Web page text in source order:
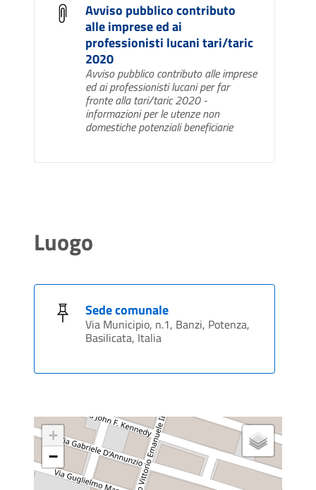
Avviso pubblico contributo
alle imprese ed ai
professionisti lucani tari/taric
2020
Avviso pubblico contributo alle imprese
ed ai professionisti lucani per far
fronte alla tari/taric 2020 -
informazioni per le utenze non
domestiche potenziali beneficiarie
Luogo
Sede comunale
Via Municipio, n.1, Banzi, Potenza,
Basilicata, Italia
+
−